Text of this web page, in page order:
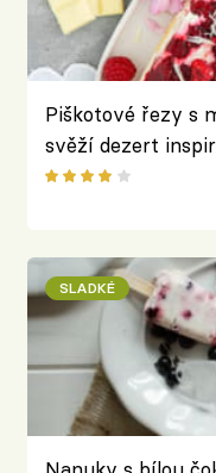
Piškotové řezy s
svěží dezert
SLADKÉ